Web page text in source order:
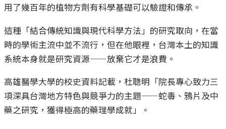
用了幾百年的植物方劑有科學基礎可以驗證和傳承。
這種「結合傳統知識與現代科學方法」的研究取向，在當
時的學術主流中並不流行，但在他眼裡，台灣本土的知識
系統本身就是研究資源——放棄它才是浪費。
高雄醫學大學的校史資料記載，杜聰明「院長專心致力三
項深具台灣地方特色與競爭力的主題——蛇毒、鴉片及中
藥之研究，獲得極高的藥理學成就」。